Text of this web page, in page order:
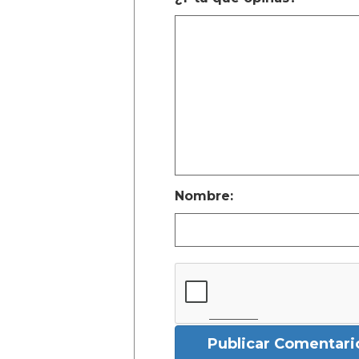
Nombre:
Publicar